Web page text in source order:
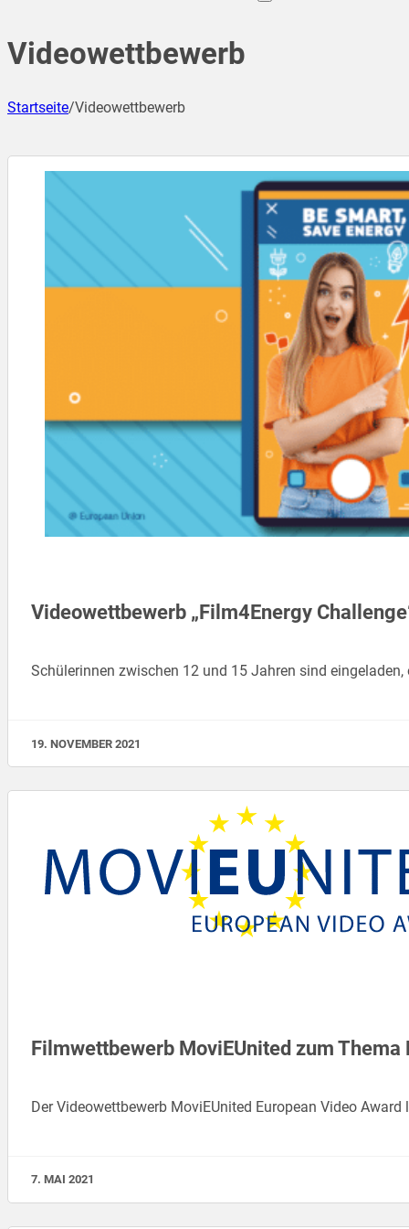
Videowettbewerb
Startseite/Videowettbewerb
Videowettbewerb „Film4Energy
Schülerinnen zwischen 12 und 15 Jahren sind
19. NOVEMBER 2021
Filmwettbewerb MoviEUnited zum Thema
Der Videowettbewerb MoviEUnited European Video
7. MAI 2021